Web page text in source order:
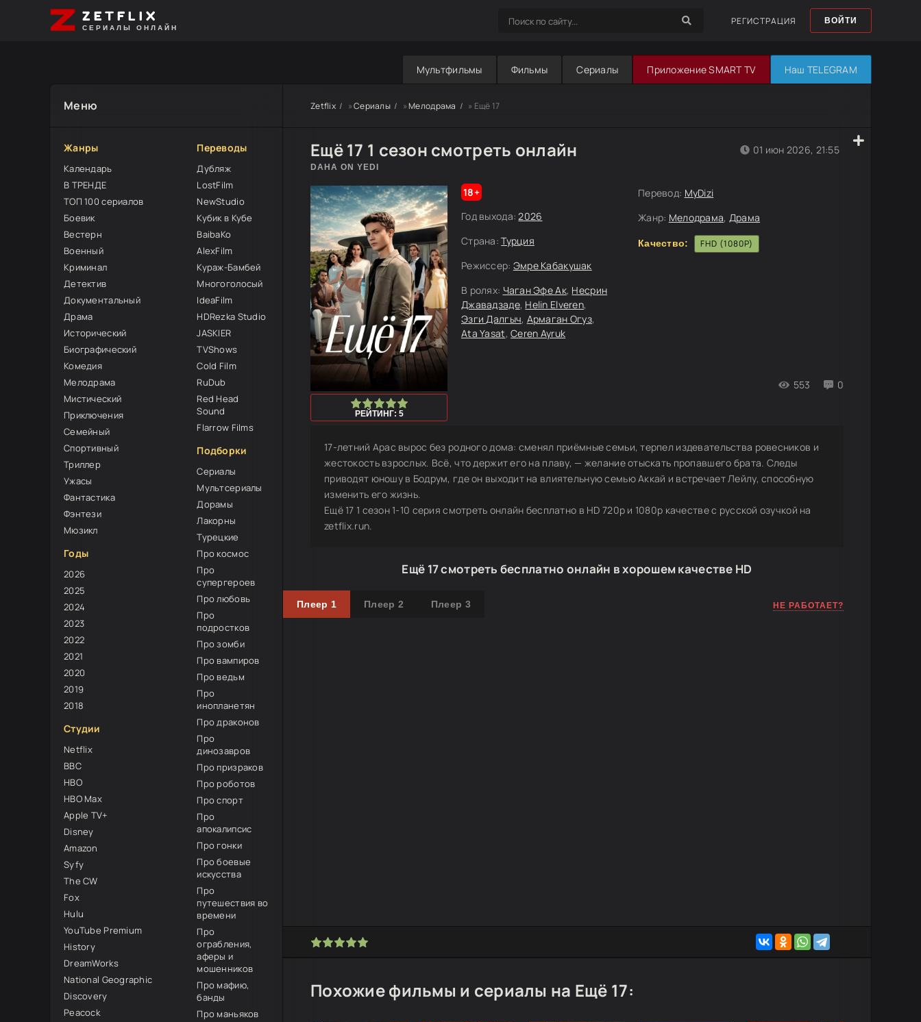
ZETFLIX
СЕРИАЛЫ ОНЛАЙН
РЕГИСТРАЦИЯ ВОЙТИ
Мультфильмы Фильмы Сериалы Приложение SMART TV Наш TELEGRAM
Меню
Жанры
Календарь
В ТРЕНДЕ
ТОП 100 сериалов
Боевик
Вестерн
Военный
Криминал
Детектив
Документальный
Драма
Исторический
Биографический
Комедия
Мелодрама
Мистический
Приключения
Семейный
Спортивный
Триллер
Ужасы
Фантастика
Фэнтези
Мюзикл
Годы
2026
2025
2024
2023
2022
2021
2020
2019
2018
Студии
Netflix
BBC
HBO
HBO Max
Apple TV+
Disney
Amazon
Syfy
The CW
Fox
Hulu
YouTube Premium
History
DreamWorks
National Geographic
Discovery
Peacock
Переводы
Дубляж
LostFilm
NewStudio
Кубик в Кубе
BaibaKo
AlexFilm
Кураж-Бамбей
Многоголосый
IdeaFilm
HDRezka Studio
JASKIER
TVShows
Cold Film
RuDub
Red Head
Sound
Flarrow Films
Подборки
Сериалы
Мультсериалы
Дорамы
Лакорны
Турецкие
Про космос
Про
супергероев
Про любовь
Про
подростков
Про зомби
Про вампиров
Про ведьм
Про
инопланетян
Про драконов
Про
динозавров
Про призраков
Про роботов
Про спорт
Про
апокалипсис
Про гонки
Про боевые
искусства
Про
путешествия во
времени
Про
ограбления,
аферы и
мошенников
Про мафию,
банды
Про маньяков
Zetflix »Сериалы »Мелодрама » Ещё 17
Ещё 17 1 сезон смотреть онлайн
DAHA ON YEDI
4
5
РЕЙТИНГ: 5
18+
Год выхода: 2026
Страна: Турция
Режиссер: Эмре Кабакушак
В ролях: Чаган Эфе Ак, Несрин
Джавадзаде, Helin Elveren,
Эзги Далгыч, Армаган Огуз,
Ata Yasat,Ceren Ayruk
553 0
01 июн 2026, 21:55
Перевод: MyDizi
Жанр: Мелодрама, Драма
Качество: FHD (1080P)
17-летний Арас вырос без родного дома: сменял приёмные семьи, терпел издевательства ровесников и
жестокость взрослых. Всё, что держит его на плаву, — желание отыскать пропавшего брата. Следы
приводят юношу в Бодрум, где он выходит на влиятельную семью Аккай и встречает Лейлу, способную
изменить его жизнь.
Ещё 17 1 сезон 1-10 серия смотреть онлайн бесплатно в HD 720p и 1080p качестве с русской озучкой на
zetflix.run.
Ещё 17 смотреть бесплатно онлайн в хорошем качестве HD
Плеер 1 Плеер 2 Плеер 3 НЕ РАБОТАЕТ?
1
Похожие фильмы и сериалы на Ещё 17: